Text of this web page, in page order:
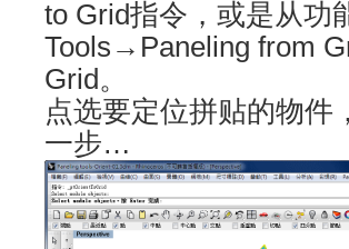
to Grid指令，或是从功
Tools→Paneling from
Grid。
点选要定位拼贴的物件
一步…